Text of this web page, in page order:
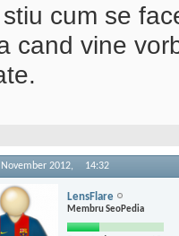
cum se
cand vine
2012, 14:32
LensFlare
Membru SeoPedia